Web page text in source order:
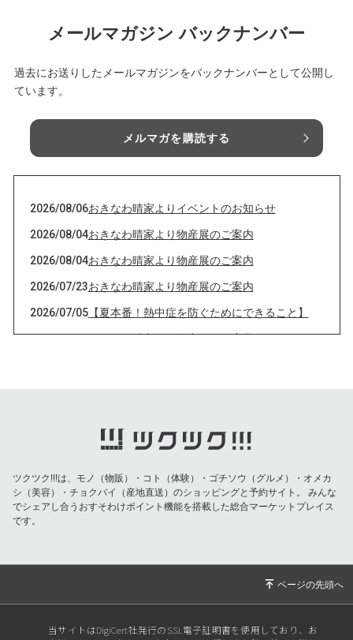
メールマガジン バックナンバー
過去にお送りしたメールマガジンをバックナンバーとして公開し
ています。
メルマガを購読する
2026/08/06おきなわ晴家よりイベントのお知らせ
2026/08/04おきなわ晴家より物産展のご案内
2026/08/04おきなわ晴家より物産展のご案内
2026/07/23おきなわ晴家より物産展のご案内
2026/07/05【夏本番！熱中症を防ぐためにできること】
2026/07/01おきなわ晴家より物産展のご案内
2026/07/01おきなわ晴家より物産展のご案内
おきなわ晴家よりイベントのご案内
り物！対象商品が10％OFF！
2026/06/04 【重要】おきなわ晴家より黒糖バラエティ 終売
2026/04/29おきなわ晴家より物産展のご案内
2026/04/29おきなわ晴家より物産展のご案内
ツクツク!!!は、モノ（物販）・コト（体験）・ゴチソウ（グルメ）・オメカ
シ（美容）・チョクバイ（産地直送）のショッピングと予約サイト。
みんな
でシェアし合うおすそわけポイント機能を搭載した総合マーケットプレイス
です。
当サイトはDigiCert社発行のSSL電子証明書を使用しており、お